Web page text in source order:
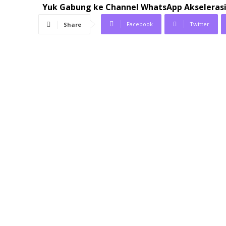
Yuk Gabung ke Channel WhatsApp
Share Facebook Twitter